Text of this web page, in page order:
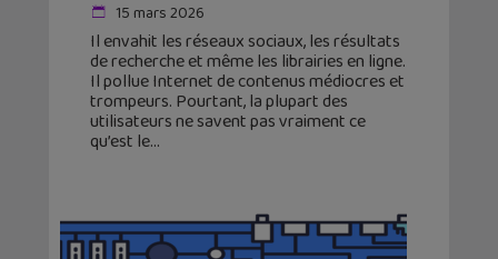
15 mars 2026
Il envahit les réseaux sociaux, les résultats
de recherche et même les librairies en ligne.
Il pollue Internet de contenus médiocres et
trompeurs. Pourtant, la plupart des
utilisateurs ne savent pas vraiment ce
qu’est le